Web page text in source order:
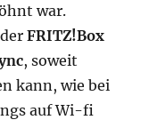
war.
derFRITZ!Box
, soweit
kann, wie bei
auf Wi-fi